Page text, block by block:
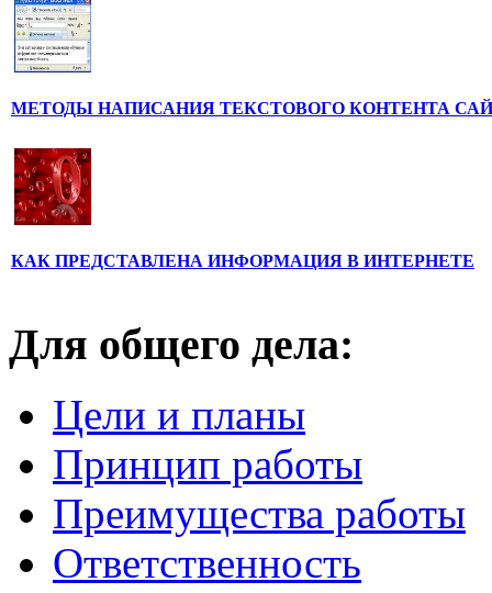
МЕТОДЫ НАПИСАНИЯ ТЕКСТОВОГО КОНТЕНТА
КАК ПРЕДСТАВЛЕНА ИНФОРМАЦИЯ В ИНТЕРНЕТЕ
Для общего дела:
Цели и планы
Принцип работы
Преимущества работы
Ответственность